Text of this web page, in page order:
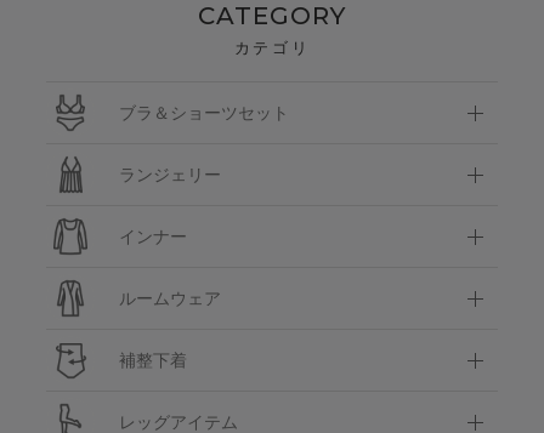
CATEGORY
カテゴリ
ブラ＆ショーツセット
ランジェリー
インナー
ルームウェア
補整下着
レッグアイテム